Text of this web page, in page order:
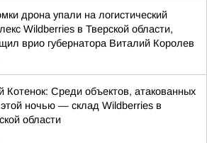
дрона упали на логистический
Wildberries в Тверской области,
врио губернатора Виталий Королев
Котенок: Среди объектов, атакованных
ночью — склад Wildberries в
области